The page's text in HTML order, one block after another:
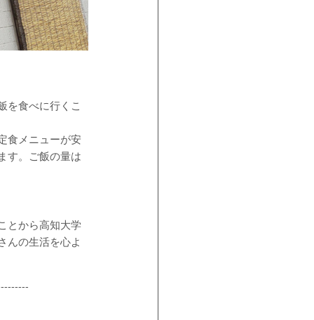
を食べに行くこ
食メニューが安
す。ご飯の量は
とから高知大学
んの生活を心よ